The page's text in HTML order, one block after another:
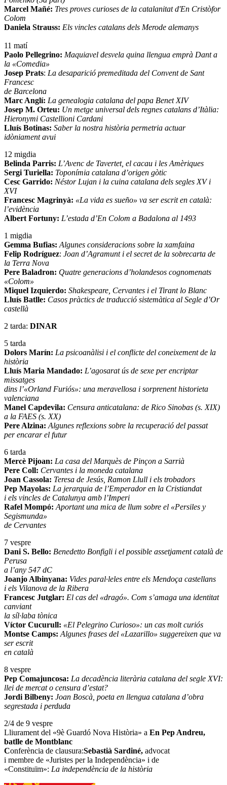
Marcel Mañé: Tres proves curioses de la catalanitat d'En Cristòfor
Colom
Daniela Strauss: Els vincles catalans dels Merode alemanys
11 matí
Paolo Pellegrino: Maquiavel desvela quina llengua emprà Dant a
la «Comedia»
Josep Prats: La desaparició premeditada del Convent de Sant
Francesc
de Barcelona
Marc Anglí: La genealogia catalana del papa Benet XIV
Josep M. Orteu: Un metge universal dels regnes catalans d’Itàlia:
Hieronymi Castellioni Cardani
Lluís Botinas: Saber la nostra història permetria actuar
idòniament avui
12 migdia
Belinda Parris: L’Avenc de Tavertet, el cacau i les Amèriques
Sergi Turiella: Toponímia catalana d’origen gòtic
Cesc Garrido: Néstor Lujan i la cuina catalana dels segles XV i
XVI
Francesc Magrinyà: «La vida es sueño» va ser escrit en català:
l’evidència
Albert Fortuny: L’estada d’En Colom a Badalona al 1493
1 migdia
Gemma Bufias: Algunes consideracions sobre la xamfaina
Felip Rodríguez: Joan d’Agramunt i el secret de la sobrecarta de
la Terra Nova
Pere Baladron: Quatre generacions d’holandesos cognomenats
«Colom»
Miquel Izquierdo: Shakespeare, Cervantes i el Tirant lo Blanc
Lluís Batlle: Casos pràctics de traducció sistemàtica al Segle d’Or
castellà
2 tarda: DINAR
5 tarda
Dolors Marín: La psicoanàlisi i el conflicte del coneixement de la
història
Lluís Maria Mandado: L’agosarat ús de sexe per encriptar
missatges
dins l’«Orland Furiós»: una meravellosa i sorprenent historieta
valenciana
Manel Capdevila: Censura anticatalana: de Rico Sinobas (s. XIX)
a la FAES (s. XX)
Pere Alzina: Algunes reflexions sobre la recuperació del passat
per encarar el futur
6 tarda
Mercè Pijoan: La casa del Marquès de Pinçon a Sarrià
Pere Coll: Cervantes i la moneda catalana
Joan Cassola: Teresa de Jesús, Ramon Llull i els trobadors
Pep Mayolas: La jerarquia de l’Emperador en la Cristiandat
i els vincles de Catalunya amb l’Imperi
Rafel Mompó: Aportant una mica de llum sobre el «Persiles y
Segismunda»
de Cervantes
7 vespre
Dani S. Bello: Benedetto Bonfigli i el possible assetjament català de
Perusa
a l’any 547 dC
Joanjo Albinyana: Vides paral·leles entre els Mendoça castellans
i els Vilanova de la Ribera
Francesc Jutglar: El cas del «dragó». Com s’amaga una identitat
canviant
la síl·laba tònica
Víctor Cucurull: «El Pelegrino Curioso»: un cas molt curiós
Montse Camps: Algunes frases del «Lazarillo» suggereixen que va
ser escrit
en català
8 vespre
Pep Comajuncosa: La decadència literària catalana del segle XVI:
llei de mercat o censura d’estat?
Jordi Bilbeny: Joan Boscà, poeta en llengua catalana d’obra
segrestada i perduda
2/4 de 9 vespre
Lliurament del «9è Guardó Nova Història» a En Pep Andreu,
batlle de Montblanc
Conferència de clausura:Sebastià Sardiné, advocat
i membre de «Juristes per la Independència» i de
«Constituïm»: La independència de la història